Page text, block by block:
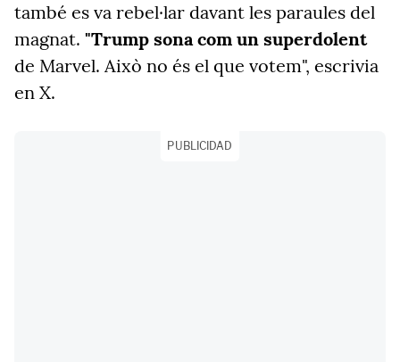
també es va rebel·lar davant les paraules del
magnat. "Trump sona com un superdolent
de Marvel. Això no és el que votem", escrivia
en X.
PUBLICIDAD